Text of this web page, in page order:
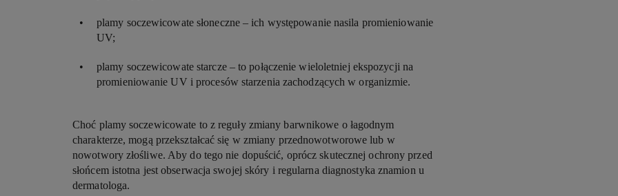
plamy soczewicowate słoneczne – ich występowanie nasila promieniowanie
UV;
plamy soczewicowate starcze – to połączenie wieloletniej ekspozycji na
promieniowanie UV i procesów starzenia zachodzących w organizmie.
Choć plamy soczewicowate to z reguły zmiany barwnikowe o łagodnym
charakterze, mogą przekształcać się w zmiany przednowotworowe lub w
nowotwory złośliwe. Aby do tego nie dopuścić, oprócz skutecznej ochrony przed
słońcem istotna jest obserwacja swojej skóry i regularna diagnostyka znamion u
dermatologa.